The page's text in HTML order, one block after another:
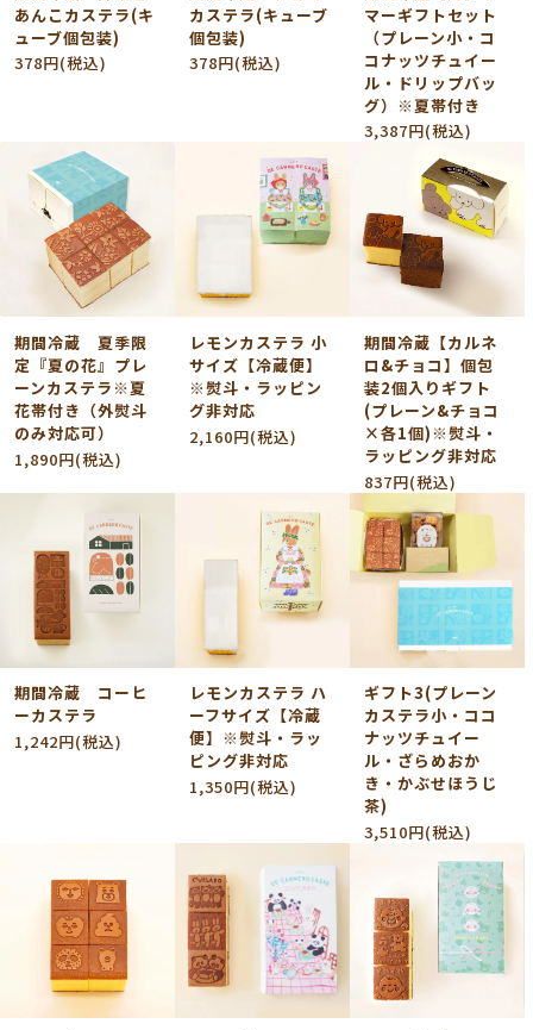
あんこカステラ(キ
ューブ個包装)
378円(税込)
カステラ(キューブ
個包装)
378円(税込)
マーギフトセット
（プレーン小・コ
コナッツチュイー
ル・ドリップバッ
グ）※夏帯付き
3,387円(税込)
期間冷蔵 夏季限
定『夏の花』プレ
ーンカステラ※夏
花帯付き（外熨斗
のみ対応可）
1,890円(税込)
レモンカステラ 小
サイズ【冷蔵便】
※熨斗・ラッピン
グ非対応
2,160円(税込)
期間冷蔵【カルネ
ロ&チョコ】個包
装2個入りギフト
(プレーン&チョコ
×各1個)※熨斗・
ラッピング非対応
837円(税込)
期間冷蔵 コーヒ
ーカステラ
1,242円(税込)
レモンカステラ ハ
ーフサイズ【冷蔵
便】※熨斗・ラッ
ピング非対応
1,350円(税込)
ギフト3(プレーン
カステラ小・ココ
ナッツチュイー
ル・ざらめおか
き・かぶせほうじ
茶)
3,510円(税込)